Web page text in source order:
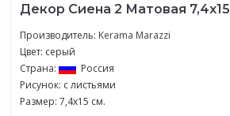
Декор Сиена 2 Матовая 7,4х15
Производитель: Kerama Marazzi
Цвет: серый
Страна:
Россия
Рисунок: с листьями
Размер: 7,4x15 см.